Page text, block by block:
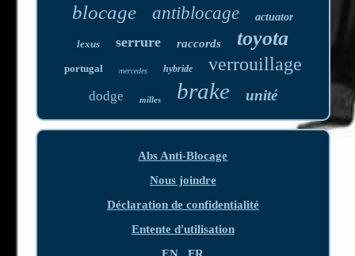
blocage antiblocage actuator
lexus serrure raccords toyota
portugal mercedes hybride verrouillage
dodge milles brake unité
Abs Anti-Blocage
Nous joindre
Déclaration de confidentialité
Entente d'utilisation